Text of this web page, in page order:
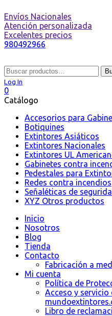
Envíos Nacionales
Atención personalizada
Excelentes precios
980492966
Buscar
por:
Log In
0
Catálogo
Accesorios para
Botiquines
Extintores Asiáticos
Extintores Nacionales
Extintores UL
Gabinetes contra
Pedestales para
Redes contra incendios
Señaléticas de
XYZ Otros productos
Inicio
Nosotros
Blog
Tienda
Contacto
Fabricación a
Mi cuenta
Política de
Acceso y servicio
Libro de